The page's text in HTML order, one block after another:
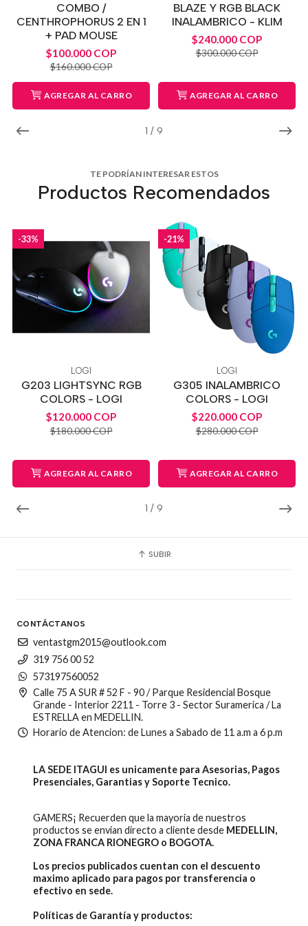
1 / 9
COMBO /
CENTHROPHORUS 2 EN 1
+ PAD MOUSE
$100.000 COP
$160.000 COP
AGREGAR AL CARRO
BLAZE Y RGB BLACK
INALAMBRICO - KLIM
$240.000 COP
$300.000 COP
AGREGAR AL CARRO
TE PODRÍAN INTERESAR ESTOS
Productos Recomendados
1 / 9
-33%
LOGI
G203 LIGHTSYNC RGB
COLORS - LOGI
$120.000 COP
$180.000 COP
AGREGAR AL CARRO
-21%
LOGI
G305 INALAMBRICO
COLORS - LOGI
$220.000 COP
$280.000 COP
AGREGAR AL CARRO
SUBIR
CONTÁCTANOS
ventastgm2015@outlook.com
319 756 00 52
573197560052
Calle 75 A SUR # 52 F - 90 / Parque Residencial Bosque
Grande - Interior 2211 - Torre 3 - Sector Suramerica / La
ESTRELLA en MEDELLIN.
Horario de Atencion: de Lunes a Sabado de 11 a.m a 6 p.m
LA SEDE ITAGUI es unicamente para Asesorias, Pagos
Presenciales, Garantias y Soporte Tecnico.
GAMERS¡ Recuerden que la mayoria de nuestros
productos se envian directo a cliente desde MEDELLIN,
ZONA FRANCA RIONEGRO o BOGOTA.
Los precios publicados cuentan con el descuento
maximo aplicado para pagos por transferencia o
efectivo en sede.
Políticas de Garantía y productos: